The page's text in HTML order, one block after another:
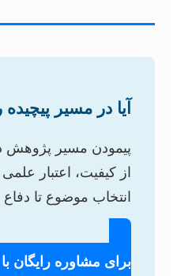
آیا در مسیر
پیمودن مسیر پژوهش
از کیفیت، اعتبار
انتخاب موضوع تا
برای مشاوره رایگان